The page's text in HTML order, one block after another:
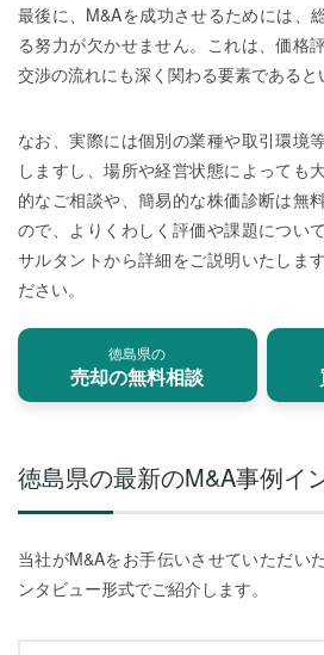
最後に、M&Aを成功させるためには、
る努力が欠かせません。これは、価格
交渉の流れにも深く関わる要素であると
なお、実際には個別の業種や取引環境
しますし、場所や経営状態によっても
的なご相談や、簡易的な株価診断は無
ので、よりくわしく評価や課題につい
サルタントから詳細をご説明いたしま
ださい。
徳島県の
売却の無料相談
徳島県の最新のM&A事例イ
当社がM&Aをお手伝いさせていただい
ンタビュー形式でご紹介します。